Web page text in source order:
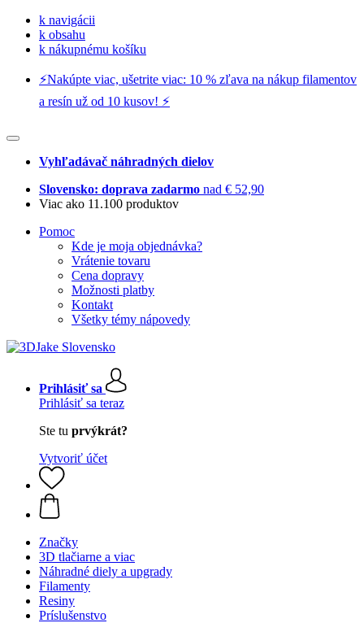
k navigácii
k obsahu
k nákupnému košíku
⚡️Nakúpte viac, ušetrite viac: 10 % zľava na nákup filamentov
a resín už od 10 kusov! ⚡️
Vyhľadávač náhradných dielov
Slovensko: doprava zadarmo nad € 52,90
Viac ako 11.100 produktov
Pomoc
Kde je moja objednávka?
Vrátenie tovaru
Cena dopravy
Možnosti platby
Kontakt
Všetky témy nápovedy
Prihlásiť sa
Prihlásiť sa teraz
Ste tu prvýkrát?
Vytvoriť účet
Značky
3D tlačiarne a viac
Náhradné diely a upgrady
Filamenty
Resiny
Príslušenstvo